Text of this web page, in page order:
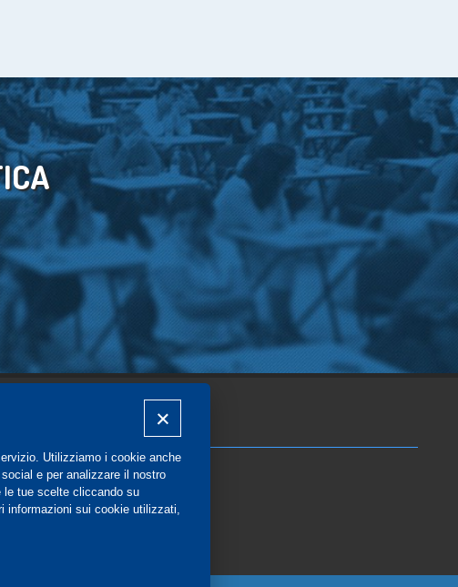
Utilizziamo i cookie anche
e per analizzare il nostro
le tue scelte cliccando su
informazioni sui cookie utilizzati,
Blog e Canali social
Privacy
Gestione Consensi